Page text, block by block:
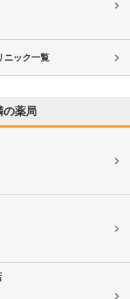
ニック一覧
の薬局